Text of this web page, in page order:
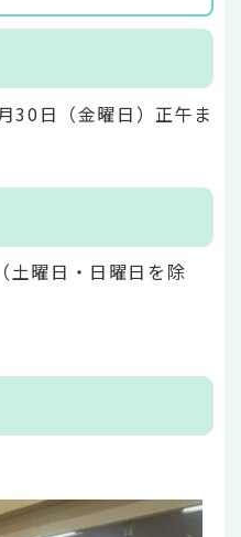
30日（金曜日）正午ま
土曜日・日曜日を除